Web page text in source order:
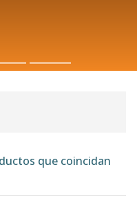
que coincidan